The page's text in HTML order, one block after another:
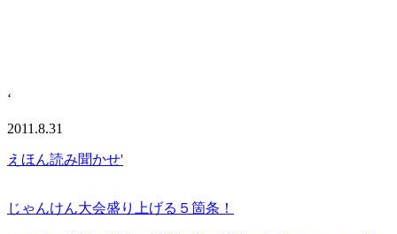
‘
2011.8.31
えほん読み聞かせ'
じゃんけん大会盛り上げる５箇条！